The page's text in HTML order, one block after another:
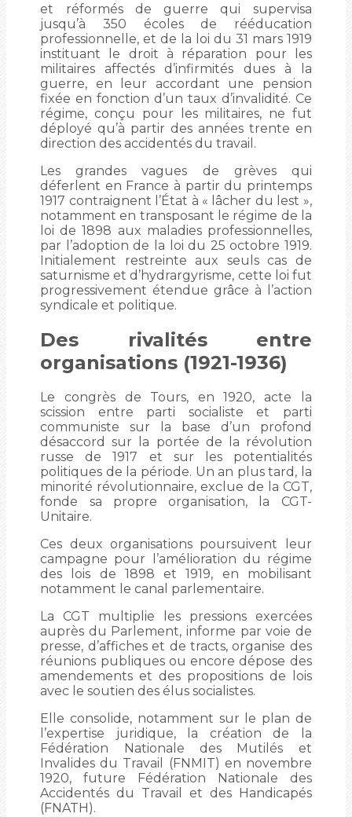
et réformés de guerre qui supervisa
jusqu’à 350 écoles de rééducation
professionnelle, et de la loi du 31 mars 1919
instituant le droit à réparation pour les
militaires affectés d’infirmités dues à la
guerre, en leur accordant une pension
fixée en fonction d’un taux d’invalidité. Ce
régime, conçu pour les militaires, ne fut
déployé qu’à partir des années trente en
direction des accidentés du travail.
Les grandes vagues de grèves qui
déferlent en France à partir du printemps
1917 contraignent l’État à « lâcher du lest »,
notamment en transposant le régime de la
loi de 1898 aux maladies professionnelles,
par l’adoption de la loi du 25 octobre 1919.
Initialement restreinte aux seuls cas de
saturnisme et d’hydrargyrisme, cette loi fut
progressivement étendue grâce à l’action
syndicale et politique.
Des rivalités entre
organisations (1921-1936)
Le congrès de Tours, en 1920, acte la
scission entre parti socialiste et parti
communiste sur la base d’un profond
désaccord sur la portée de la révolution
russe de 1917 et sur les potentialités
politiques de la période. Un an plus tard, la
minorité révolutionnaire, exclue de la CGT,
fonde sa propre organisation, la CGT-
Unitaire.
Ces deux organisations poursuivent leur
campagne pour l’amélioration du régime
des lois de 1898 et 1919, en mobilisant
notamment le canal parlementaire.
La CGT multiplie les pressions exercées
auprès du Parlement, informe par voie de
presse, d’affiches et de tracts, organise des
réunions publiques ou encore dépose des
amendements et des propositions de lois
avec le soutien des élus socialistes.
Elle consolide, notamment sur le plan de
l’expertise juridique, la création de la
Fédération Nationale des Mutilés et
Invalides du Travail (FNMIT) en novembre
1920, future Fédération Nationale des
Accidentés du Travail et des Handicapés
(FNATH).